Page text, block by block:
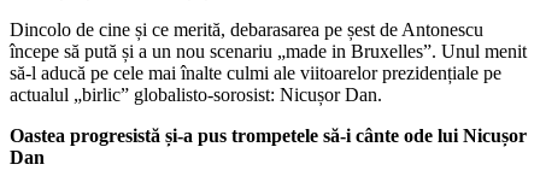
Dincolo de cine și ce merită, debarasarea pe șest de Antonescu
începe să pută și a un nou scenariu „made in Bruxelles”. Unul menit
să-l aducă pe cele mai înalte culmi ale viitoarelor prezidențiale pe
actualul „birlic” globalisto-sorosist: Nicușor Dan.
Oastea progresistă și-a pus trompetele să-i cânte ode lui Nicușor
Dan